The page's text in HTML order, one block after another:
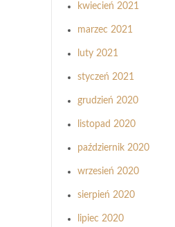
kwiecień 2021
marzec 2021
luty 2021
styczeń 2021
grudzień 2020
listopad 2020
październik 2020
wrzesień 2020
sierpień 2020
lipiec 2020